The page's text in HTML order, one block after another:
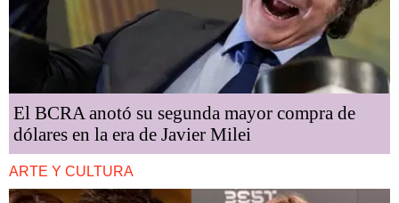
El BCRA anotó su segunda mayor compra de
dólares en la era de Javier Milei
ARTE Y CULTURA